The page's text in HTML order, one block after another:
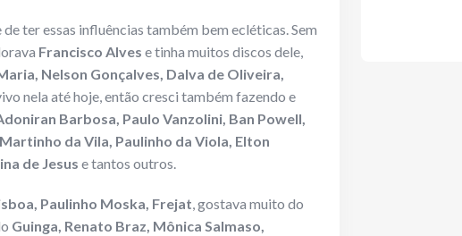
ter essas influências também bem ecléticas. Sem
Francisco Alves e tinha muitos discos dele,
Nelson Gonçalves, Dalva de Oliveira,
nela até hoje, então cresci também fazendo e
Barbosa, Paulo Vanzolini, Ban Powell,
da Vila, Paulinho da Viola, Elton
de Jesus e tantos outros.
Paulinho Moska, Frejat, gostava muito do
Guinga, Renato Braz, Mônica Salmaso,